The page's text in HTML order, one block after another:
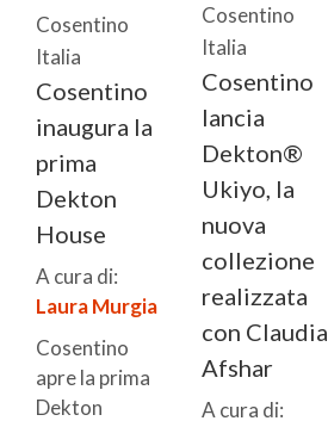
Cosentino
Italia
Cosentino
inaugura la
prima
Dekton
House
A cura di:
Laura Murgia
Cosentino
apre la prima
Dekton
Cosentino
Italia
Cosentino
lancia
Dekton®
Ukiyo, la
nuova
collezione
realizzata
con Claudia
Afshar
A cura di: